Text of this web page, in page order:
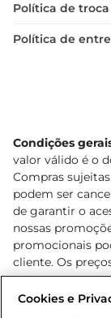
Política de
Política de
Condições
valor válido é o
Compras
podem ser
de garantir o
nossas
promocionais
cliente. Os
o e-commerce e
sofrer
Cookies e